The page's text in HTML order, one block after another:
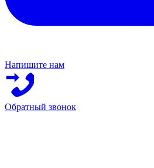
Напишите нам
Обратный звонок